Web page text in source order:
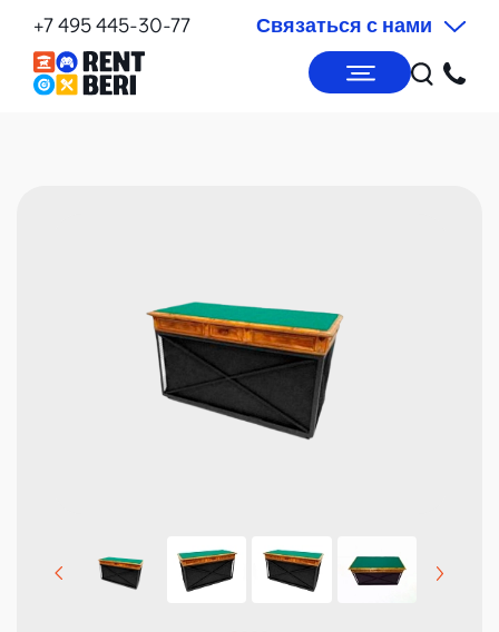
+7 495 445-30-77 Связаться с нами